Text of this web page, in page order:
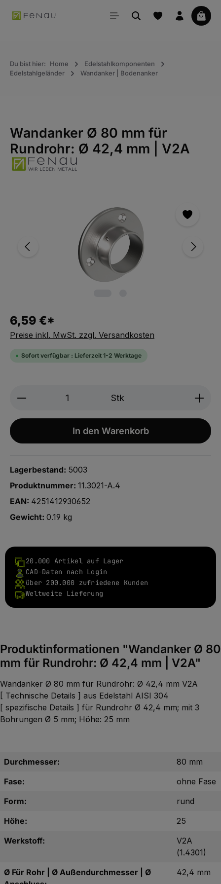
springen
Du bist hier: Home
Edelstahlkomponenten
Edelstahlgeländer
Wandanker | Bodenanker
Wandanker Ø 80 mm für
Rundrohr: Ø 42,4 mm | V2A
6,59 €*
Preise inkl. MwSt. zzgl. Versandkosten
Sofort verfügbar : Lieferzeit 1-2 Werktage
Produkt Anzahl: Gib den
Stk
In den Warenkorb
Lagerbestand: 5003
Produktnummer: 11.3021-A.4
EAN: 4251412930652
Gewicht: 0.19 kg
20.000 Artikel auf Lager
CAD-Daten nach Login
über 200.000 zufriedene Kunden
Weltweite Lieferung
Produktinformationen "Wandanker Ø 80
mm für Rundrohr: Ø 42,4 mm | V2A"
Wandanker Ø 80 mm für Rundrohr: Ø 42,4 mm V2A
[ Technische Details ] aus Edelstahl AISI 304
[ spezifische Details ] für Rundrohr Ø 42,4 mm; mit 3
Bohrungen Ø 5 mm; Höhe: 25 mm
Durchmesser:
80 mm
Fase:
ohne Fase
Form:
rund
Höhe:
25
Werkstoff:
V2A
(1.4301)
Ø Für Rohr | Ø Außendurchmesser | Ø
42,4 mm